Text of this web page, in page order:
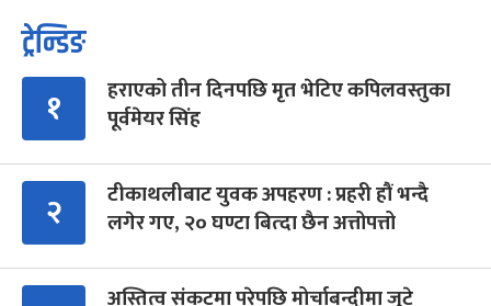
ट्रेन्डिङ
१
हराएको तीन दिनपछि मृत भेटिए कपिलवस्तुका
पूर्वमेयर सिंह
२
टीकाथलीबाट युवक अपहरण : प्रहरी हौं भन्दै
लगेर गए, २० घण्टा बित्दा छैन अत्तोपत्तो
अस्तित्व संकटमा परेपछि मोर्चाबन्दीमा जुटे